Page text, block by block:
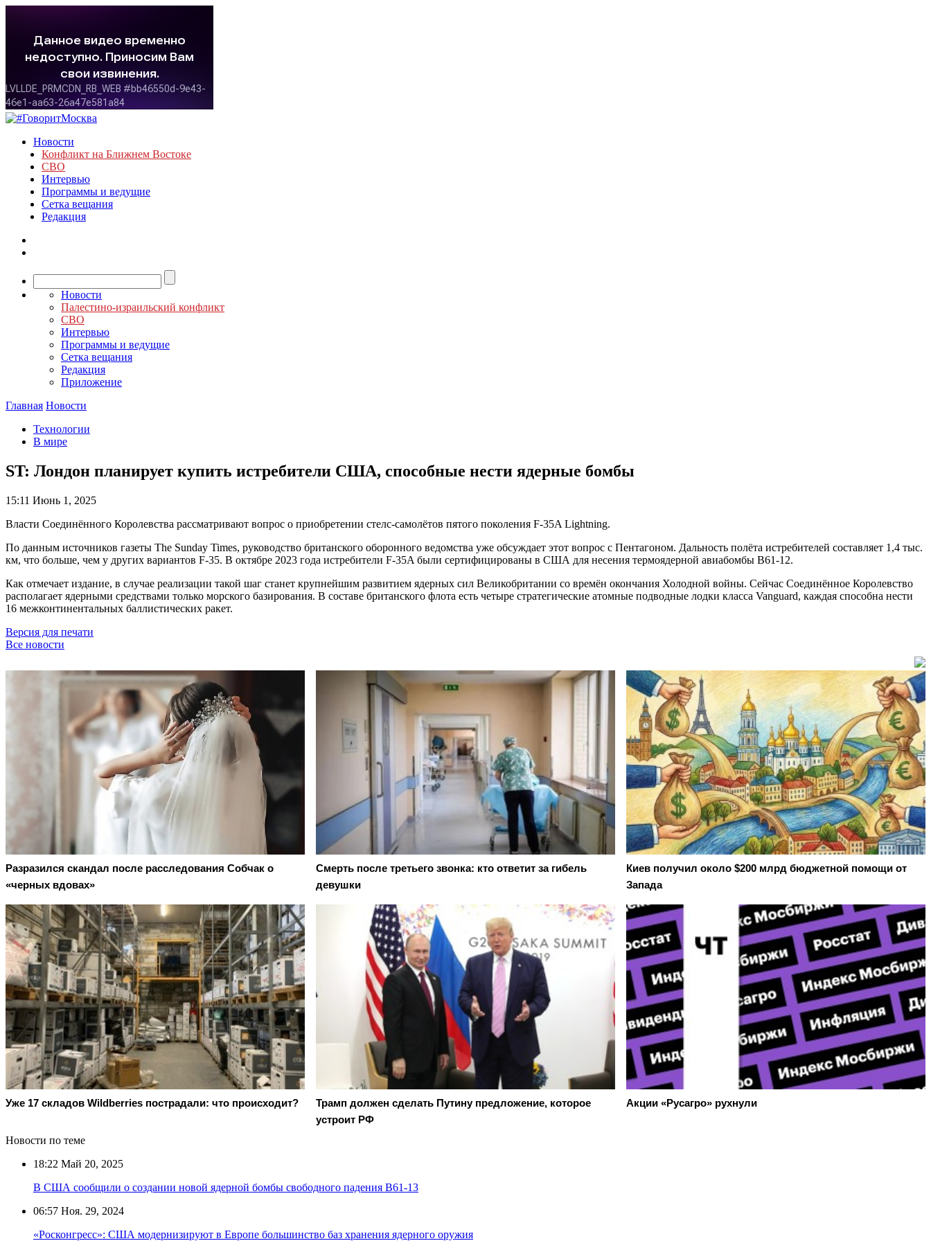
Новости
Конфликт на Ближнем Востоке
СВО
Интервью
Программы и ведущие
Сетка вещания
Редакция
Новости
Палестино-израильский конфликт
СВО
Интервью
Программы и ведущие
Сетка вещания
Редакция
Приложение
Главная Новости
Технологии
В мире
ST: Лондон планирует купить истребители США, способные нести ядерные бомбы
15:11 Июнь 1, 2025
Власти Соединённого Королевства рассматривают вопрос о приобретении стелс-самолётов пятого поколения F-35A Lightning.
По данным источников газеты The Sunday Times, руководство британского оборонного ведомства уже обсуждает этот вопрос с Пентагоном. Дальность полёта истребителей составляет 1,4 тыс.
км, что больше, чем у других вариантов F-35. В октябре 2023 года истребители F-35A были сертифицированы в США для несения термоядерной авиабомбы B61-12.
Как отмечает издание, в случае реализации такой шаг станет крупнейшим развитием ядерных сил Великобритании со времён окончания Холодной войны. Сейчас Соединённое Королевство
располагает ядерными средствами только морского базирования. В составе британского флота есть четыре стратегические атомные подводные лодки класса Vanguard, каждая способна нести
16 межконтинентальных баллистических ракет.
Версия для печати
Все новости
Разразился скандал после расследования Собчак о
«черных вдовах»
Смерть после третьего звонка: кто ответит за гибель
девушки
Киев получил около $200 млрд бюджетной помощи от
Запада
Уже 17 складов Wildberries пострадали: что происходит?
Трамп должен сделать Путину предложение, которое
устроит РФ
Акции «Русагро» рухнули
Новости по теме
18:22 Май 20, 2025
В США сообщили о создании новой ядерной бомбы свободного падения B61-13
06:57 Ноя. 29, 2024
«Росконгресс»: США модернизируют в Европе большинство баз хранения ядерного оружия